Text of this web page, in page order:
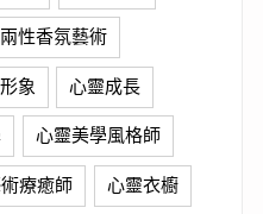
兩性香氛藝術
象 心靈成長
心靈美學風格師
療癒師 心靈衣櫥